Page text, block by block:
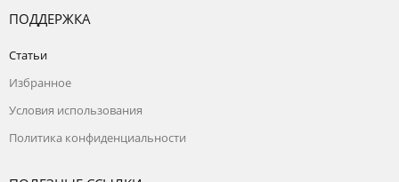
ПОДДЕРЖКА
Статьи
Избранное
Условия использования
Политика конфиденциальности